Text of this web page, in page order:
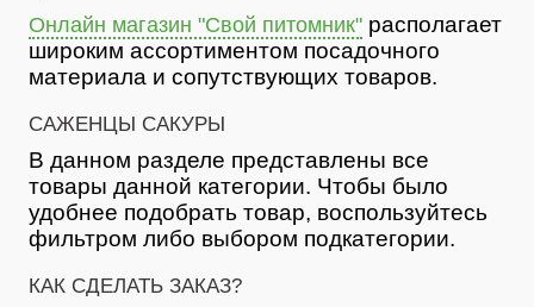
Онлайн магазин "Свой питомник" располагает
широким ассортиментом посадочного
материала и сопутствующих товаров.
САЖЕНЦЫ САКУРЫ
В данном разделе представлены все
товары данной категории. Чтобы было
удобнее подобрать товар, воспользуйтесь
фильтром либо выбором подкатегории.
КАК СДЕЛАТЬ ЗАКАЗ?